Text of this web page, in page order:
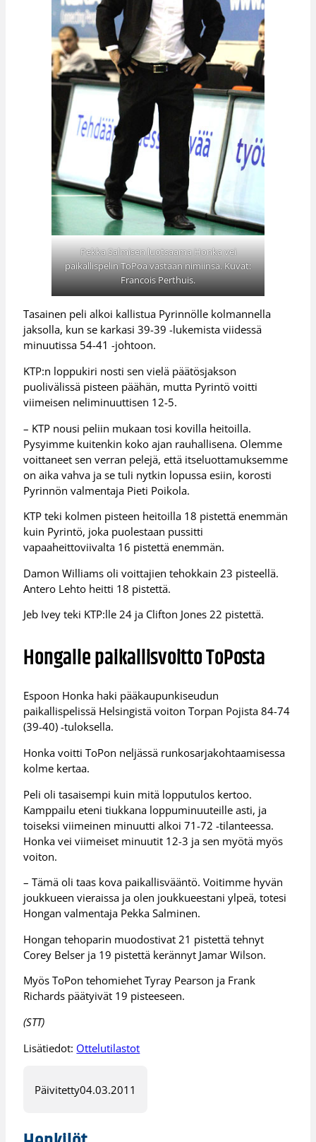
Pekka Salmisen luotsaama Honka vei
paikallispelin ToPoa vastaan nimiinsä. Kuvat:
Francois Perthuis.
Tasainen peli alkoi kallistua Pyrinnölle kolmannella
jaksolla, kun se karkasi 39-39 -lukemista viidessä
minuutissa 54-41 -johtoon.
KTP:n loppukiri nosti sen vielä päätösjakson
puolivälissä pisteen päähän, mutta Pyrintö voitti
viimeisen neliminuuttisen 12-5.
– KTP nousi peliin mukaan tosi kovilla heitoilla.
Pysyimme kuitenkin koko ajan rauhallisena. Olemme
voittaneet sen verran pelejä, että itseluottamuksemme
on aika vahva ja se tuli nytkin lopussa esiin, korosti
Pyrinnön valmentaja Pieti Poikola.
KTP teki kolmen pisteen heitoilla 18 pistettä enemmän
kuin Pyrintö, joka puolestaan pussitti
vapaaheittoviivalta 16 pistettä enemmän.
Damon Williams oli voittajien tehokkain 23 pisteellä.
Antero Lehto heitti 18 pistettä.
Jeb Ivey teki KTP:lle 24 ja Clifton Jones 22 pistettä.
Hongalle paikallisvoitto ToPosta
Espoon Honka haki pääkaupunkiseudun
paikallispelissä Helsingistä voiton Torpan Pojista 84-74
(39-40) -tuloksella.
Honka voitti ToPon neljässä runkosarjakohtaamisessa
kolme kertaa.
Peli oli tasaisempi kuin mitä lopputulos kertoo.
Kamppailu eteni tiukkana loppuminuuteille asti, ja
toiseksi viimeinen minuutti alkoi 71-72 -tilanteessa.
Honka vei viimeiset minuutit 12-3 ja sen myötä myös
voiton.
– Tämä oli taas kova paikallisvääntö. Voitimme hyvän
joukkueen vieraissa ja olen joukkueestani ylpeä, totesi
Hongan valmentaja Pekka Salminen.
Hongan tehoparin muodostivat 21 pistettä tehnyt
Corey Belser ja 19 pistettä kerännyt Jamar Wilson.
Myös ToPon tehomiehet Tyray Pearson ja Frank
Richards päätyivät 19 pisteeseen.
(STT)
Lisätiedot: Ottelutilastot
Päivitetty04.03.2011